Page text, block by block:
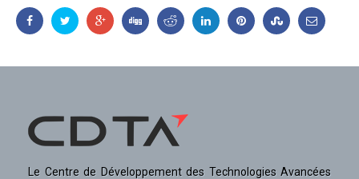
Le Centre de Développement des Technologies Avancées